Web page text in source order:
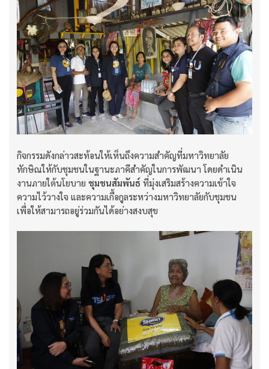
กิจกรรมดังกล่าวสะท้อนให้เห็นถึงความสำคัญที่มหาวิทยาลัย
ทักษิณให้กับชุมชนในฐานะภาคีสำคัญในการพัฒนา โดยดำเนิน
งานภายใต้นโยบาย ชุมชนสัมพันธ์ ที่มุ่งเสริมสร้างความเข้าใจ
ความไว้วางใจ และความเกื้อกูลระหว่างมหาวิทยาลัยกับชุมชน
เพื่อให้สามารถอยู่ร่วมกันได้อย่างสงบสุข